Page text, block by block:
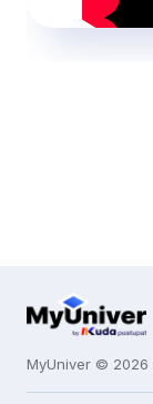
MyUniver © 2026